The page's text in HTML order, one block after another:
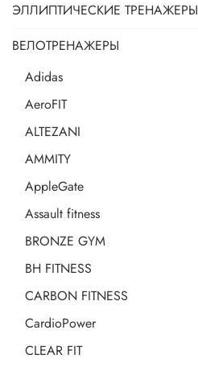
ЭЛЛИПТИЧЕСКИЕ ТРЕНАЖЕРЫ
ВЕЛОТРЕНАЖЕРЫ
Adidas
AeroFIT
ALTEZANI
AMMITY
AppleGate
Assault fitness
BRONZE GYM
BH FITNESS
CARBON FITNESS
CardioPower
CLEAR FIT